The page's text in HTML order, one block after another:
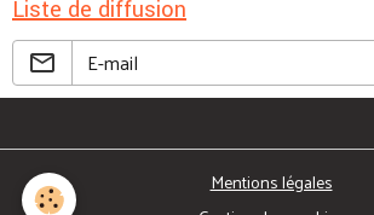
Liste de diffusion
Mentions légales